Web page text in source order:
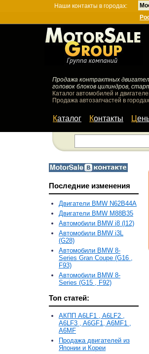
Наши контакты в городах:
Продажа контрактных
головок блоков цилиндров,
Каталог автомобилей и
Продажа автозапчастей в
Каталог Контакты
Последние изменения
Двигатели BMW N62B44A
Двигатели BMW M88B35
Автомобили BMW i8 (l12)
Автомобили BMW i3L
(G28)
Автомобили BMW 8-
Series Gran Coupe (G16 ,
F93)
Автомобили BMW 8-
Series (G15 , F92)
Топ статей:
АКПП A6LF1 , A6LF2 ,
A6LF3 , A6GF1, A6MF1 ,
A6MF
Продажа двигателей из
Японии и Кореи